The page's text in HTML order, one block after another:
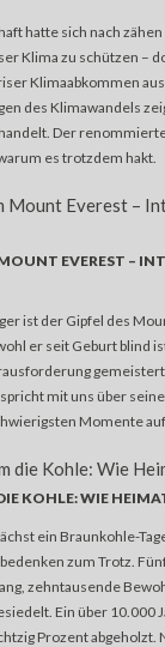
hatte sich nach
Klima zu schützen –
Klimaabkommen
des Klimawandels
Der
es trotzdem hakt.
EVEREST –
ist der Gipfel des
er seit Geburt blind
mit uns über
Momente
KOHLE: WIE
ein Braunkohle-
zum Trotz.
zehntausende
Ein über 10.000
Prozent abgeholzt.